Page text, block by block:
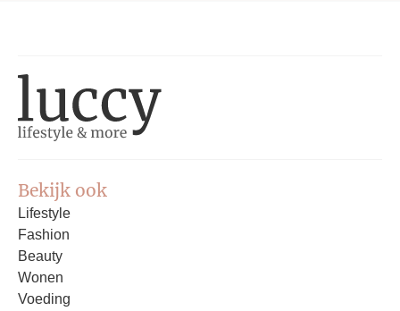
Bekijk ook
Lifestyle
Fashion
Beauty
Wonen
Voeding